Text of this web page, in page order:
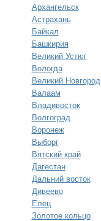
Архангельск
Астрахань
Байкал
Башкирия
Великий Устюг
Вологда
Великий Новгород
Валаам
Владивосток
Волгоград
Воронеж
Выборг
Вятский край
Дагестан
Дальний восток
Дивеево
Елец
Золотое кольцо